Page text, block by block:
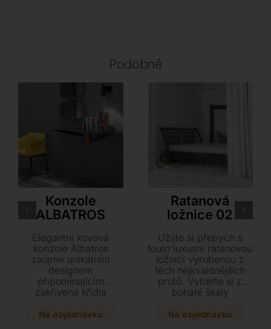
Podobné
Konzole
ALBATROS
Elegantní kovová
konzole Albatros
zaujme unikátním
designem
připomínajícím
zakřivená křídla
detailem. Tento
Na objednávku
Ratanová
ložnice 02
Užijte si přepych s
touto luxusní ratanovou
ložnicí vyrobenou z
těch nejkvalitnějších
prutů. Vyberte si z
bohaté škály
matném či lesklém
Na objednávku